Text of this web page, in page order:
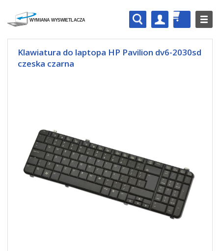
Klawiatura do laptopa HP Pavilion dv6-2030sd
czeska czarna